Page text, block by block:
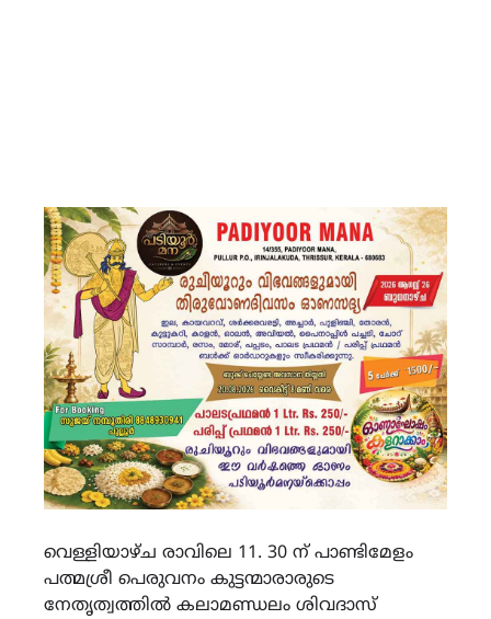
വെള്ളിയാഴ്ച രാവിലെ 11. 30 ന് പാണ്ടിമേളം
പത്മശ്രീ പെരുവനം കുട്ടന്മാരാരുടെ
നേതൃത്വത്തിൽ കലാമണ്ഡലം ശിവദാസ്